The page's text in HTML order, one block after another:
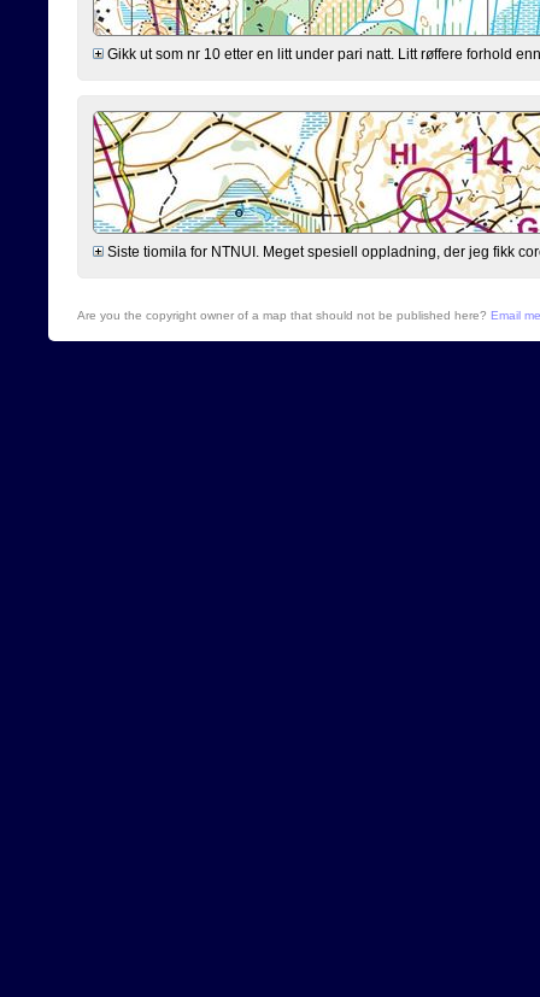
Gikk ut som nr 10 etter en litt under pari natt. Litt røffere forhold
Siste tiomila for NTNUI. Meget spesiell oppladning, der jeg fikk
Are you the copyright owner of a map that should not be published here? Email me